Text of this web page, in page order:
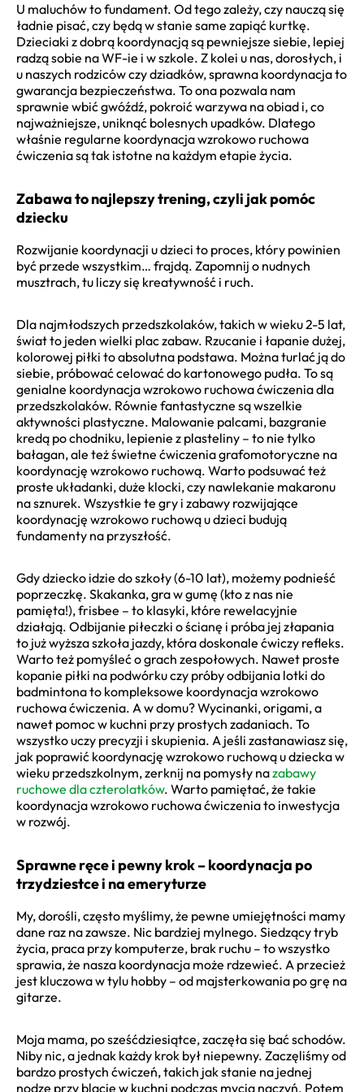
U maluchów to fundament. Od tego zależy, czy nauczą się
ładnie pisać, czy będą w stanie same zapiąć kurtkę.
Dzieciaki z dobrą koordynacją są pewniejsze siebie, lepiej
radzą sobie na WF-ie i w szkole. Z kolei u nas, dorosłych, i
u naszych rodziców czy dziadków, sprawna koordynacja to
gwarancja bezpieczeństwa. To ona pozwala nam
sprawnie wbić gwóźdź, pokroić warzywa na obiad i, co
najważniejsze, uniknąć bolesnych upadków. Dlatego
właśnie regularne koordynacja wzrokowo ruchowa
ćwiczenia są tak istotne na każdym etapie życia.
Zabawa to najlepszy trening, czyli jak pomóc
dziecku
Rozwijanie koordynacji u dzieci to proces, który powinien
być przede wszystkim… frajdą. Zapomnij o nudnych
musztrach, tu liczy się kreatywność i ruch.
Dla najmłodszych przedszkolaków, takich w wieku 2-5 lat,
świat to jeden wielki plac zabaw. Rzucanie i łapanie dużej,
kolorowej piłki to absolutna podstawa. Można turlać ją do
siebie, próbować celować do kartonowego pudła. To są
genialne koordynacja wzrokowo ruchowa ćwiczenia dla
przedszkolaków. Równie fantastyczne są wszelkie
aktywności plastyczne. Malowanie palcami, bazgranie
kredą po chodniku, lepienie z plasteliny – to nie tylko
bałagan, ale też świetne ćwiczenia grafomotoryczne na
koordynację wzrokowo ruchową. Warto podsuwać też
proste układanki, duże klocki, czy nawlekanie makaronu
na sznurek. Wszystkie te gry i zabawy rozwijające
koordynację wzrokowo ruchową u dzieci budują
fundamenty na przyszłość.
Gdy dziecko idzie do szkoły (6-10 lat), możemy podnieść
poprzeczkę. Skakanka, gra w gumę (kto z nas nie
pamięta!), frisbee – to klasyki, które rewelacyjnie
działają. Odbijanie piłeczki o ścianę i próba jej złapania
to już wyższa szkoła jazdy, która doskonale ćwiczy refleks.
Warto też pomyśleć o grach zespołowych. Nawet proste
kopanie piłki na podwórku czy próby odbijania lotki do
badmintona to kompleksowe koordynacja wzrokowo
ruchowa ćwiczenia. A w domu? Wycinanki, origami, a
nawet pomoc w kuchni przy prostych zadaniach. To
wszystko uczy precyzji i skupienia. A jeśli zastanawiasz się,
jak poprawić koordynację wzrokowo ruchową u dziecka w
wieku przedszkolnym, zerknij na pomysły nazabawy
ruchowe dla czterolatków. Warto pamiętać, że takie
koordynacja wzrokowo ruchowa ćwiczenia to inwestycja
w rozwój.
Sprawne ręce i pewny krok – koordynacja po
trzydziestce i na emeryturze
My, dorośli, często myślimy, że pewne umiejętności mamy
dane raz na zawsze. Nic bardziej mylnego. Siedzący tryb
życia, praca przy komputerze, brak ruchu – to wszystko
sprawia, że nasza koordynacja może rdzewieć. A przecież
jest kluczowa w tylu hobby – od majsterkowania po grę na
gitarze.
Moja mama, po sześćdziesiątce, zaczęła się bać schodów.
Niby nic, a jednak każdy krok był niepewny. Zaczęliśmy od
bardzo prostych ćwiczeń, takich jak stanie na jednej
nodze przy blacie w kuchni podczas mycia naczyń. Potem